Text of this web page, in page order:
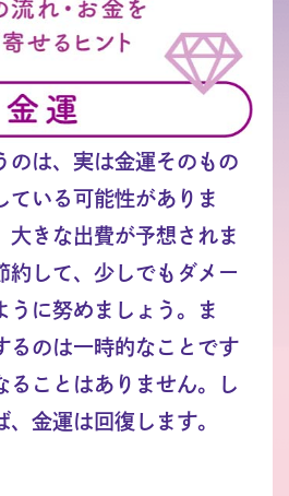
のは、実は金運そのもの
ている可能性がありま
大きな出費が予想されま
約して、少しでもダメー
うに努めましょう。ま
るのは一時的なことです
ることはありません。し
、金運は回復します。